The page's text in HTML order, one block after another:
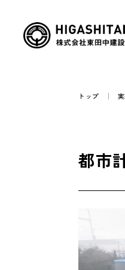
トップ
都市